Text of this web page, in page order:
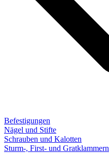
Befestigungen
Nägel und Stifte
Schrauben und Kalotten
Sturm-, First- und Gratklammern